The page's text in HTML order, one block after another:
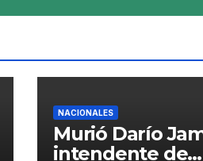
NACIONALES
Murió Darío
intendente de